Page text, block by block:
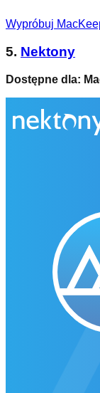
Wypróbuj
5. Nektony
Dostępne dla: